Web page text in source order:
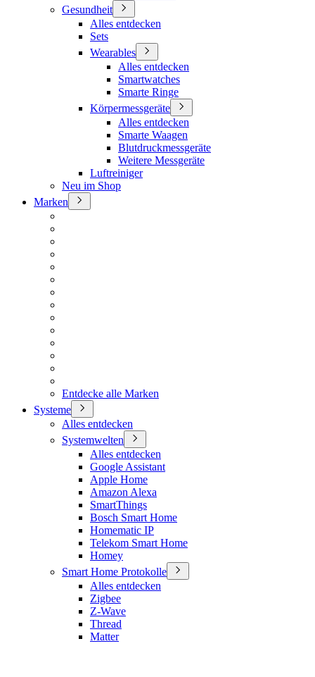
Gesundheit
Alles entdecken
Sets
Wearables
Alles entdecken
Smartwatches
Smarte Ringe
Körpermessgeräte
Alles entdecken
Smarte Waagen
Blutdruckmessgeräte
Weitere Messgeräte
Luftreiniger
Neu im Shop
Marken
Entdecke alle Marken
Systeme
Alles entdecken
Systemwelten
Alles entdecken
Google Assistant
Apple Home
Amazon Alexa
SmartThings
Bosch Smart Home
Homematic IP
Telekom Smart Home
Homey
Smart Home Protokolle
Alles entdecken
Zigbee
Z-Wave
Thread
Matter